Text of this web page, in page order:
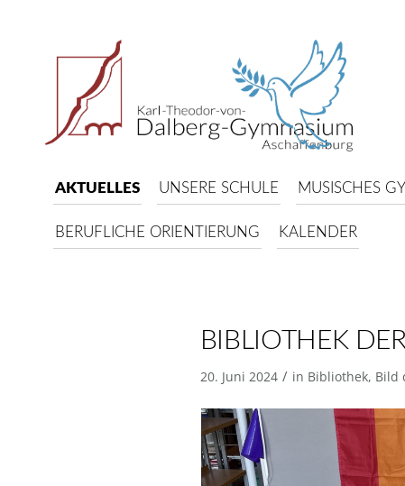
AKTUELLES UNSERE SCHULE MUSISCHES
BERUFLICHE ORIENTIERUNG KALENDER
BIBLIOTHEK
20. Juni 2024 / in Bibliothek, Bild